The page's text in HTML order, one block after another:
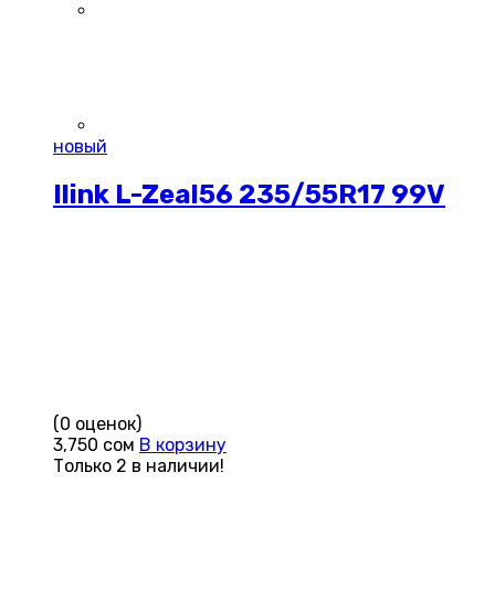
новый
Ilink L-Zeal56 235/55R17 99V
(0 оценок)
3,750 сом В корзину
Только 2 в наличии!